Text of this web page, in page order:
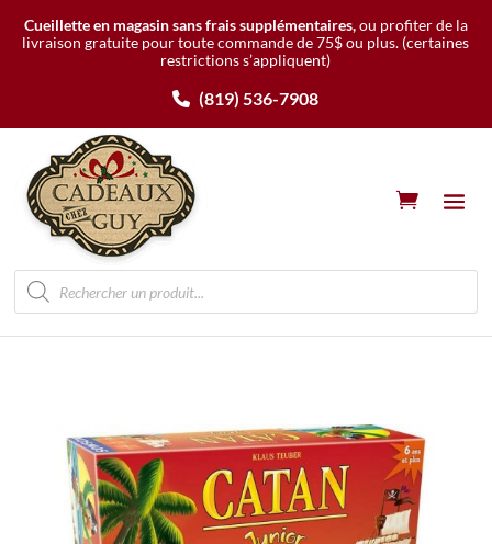
Cueillette en magasin sans frais supplémentaires,ou profiter de la
livraison gratuite pour toute commande de 75$ ou plus. (certaines
restrictions s’appliquent)
(819) 536-7908
Recherche
de
produits